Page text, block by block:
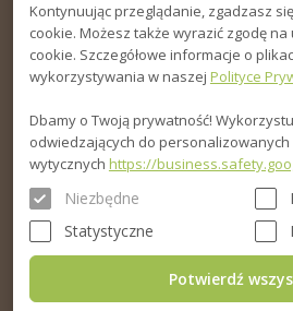
MENU
INFORMACJA
PORADNIK
Kontynuując przeglądanie, zgadzasz
cookie. Możesz także wyrazić zgodę
cookie. Szczegółowe informacje o
wykorzystywania w naszej Polityce
Dbamy o Twoją prywatność!
odwiedzających do
wytycznych https://
Niezbędne
Statystyczne
Potwierdź